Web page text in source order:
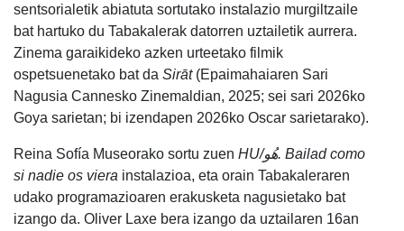
sentsorialetik abiatuta sortutako instalazio murgiltzaile
bat hartuko du Tabakalerak datorren uztailetik aurrera.
Zinema garaikideko azken urteetako filmik
ospetsuenetako bat da Sirāt(Epaimahaiaren Sari
Nagusia Cannesko Zinemaldian, 2025; sei sari 2026ko
Goya sarietan; bi izendapen 2026ko Oscar sarietarako).
Reina Sofía Museorako sortu zuen HU/هُو. Bailad como
si nadie os viera instalazioa, eta orain Tabakaleraren
udako programazioaren erakusketa nagusietako bat
izango da. Oliver Laxe bera izango da uztailaren 16an